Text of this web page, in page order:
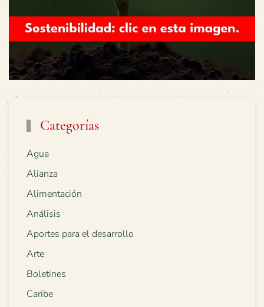
Categorías
Agua
Alianza
Alimentación
Análisis
Aportes para el desarrollo
Arte
Boletines
Caribe